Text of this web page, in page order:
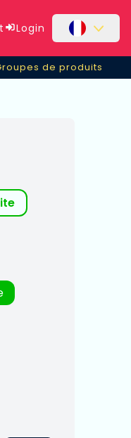
Login
de produits